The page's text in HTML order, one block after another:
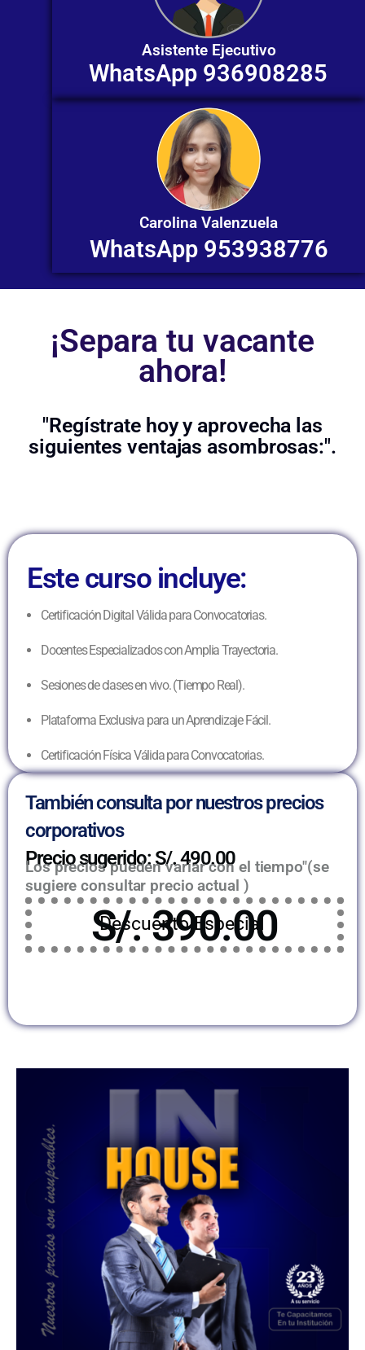
Asistente Ejecutivo
WhatsApp 936908285
Carolina Valenzuela
WhatsApp 953938776
¡Separa tu vacante
ahora!
"Regístrate hoy y aprovecha las
siguientes ventajas asombrosas:".
Este curso incluye:
Certificación Digital Válida para Convocatorias.
Docentes Especializados con Amplia Trayectoria.
Sesiones de clases en vivo. (Tiempo Real).
Plataforma Exclusiva para un Aprendizaje Fácil.
Certificación Física Válida para Convocatorias.
También consulta por nuestros precios
corporativos
Precio sugerido: S/. 490.00
Los precios pueden variar con el tiempo"(se
sugiere consultar precio actual )
Descuento Especial
S/. 390.00